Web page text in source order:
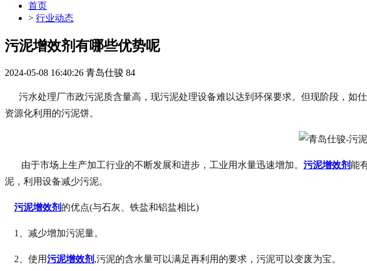
首页
> 行业动态
污泥增效剂有哪些优势呢
2024-05-08 16:40:26 青岛仕骏 84
污水处理厂市政污泥质含量高，现污泥处理设备难以达到环保要求。但现阶段，如
资源化利用的污泥饼。
由于市场上生产加工行业的不断发展和进步，工业用水量迅速增加。 污泥增效剂能
泥，利用设备减少污泥。
污泥增效剂 的优点(与石灰、铁盐和铝盐相比)
1、减少增加污泥量。
2、使用污泥增效剂 ,污泥的含水量可以满足再利用的要求，污泥可以变废为宝。